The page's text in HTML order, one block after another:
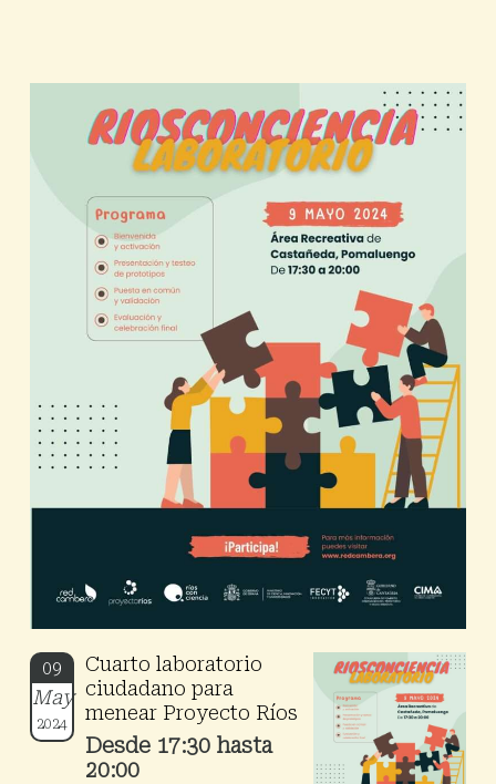
09
May
2024
Cuarto laboratorio
ciudadano para
menear Proyecto Ríos
Desde 17:30 hasta
20:00